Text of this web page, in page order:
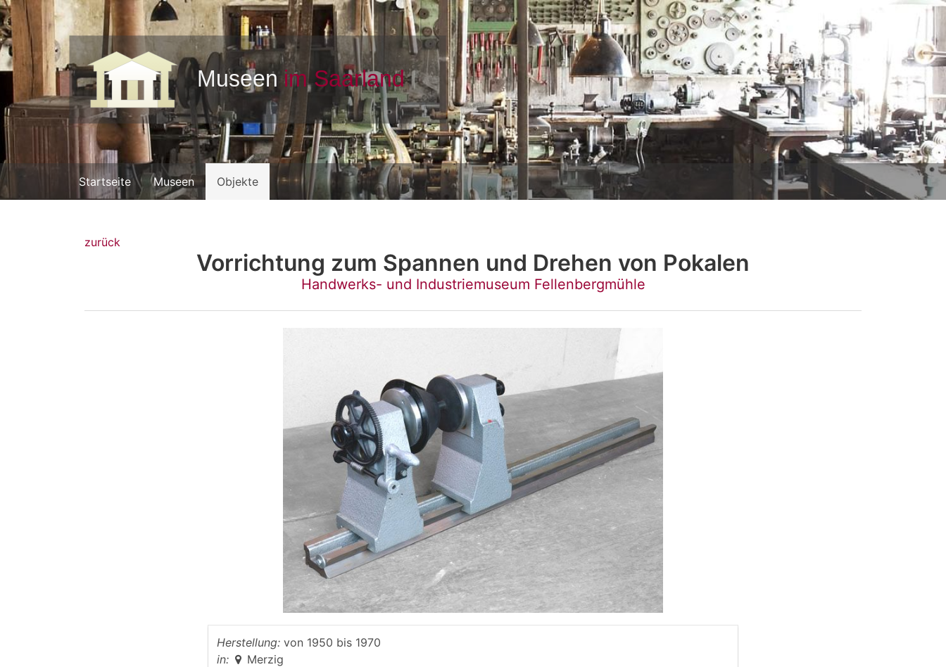
Startseite Museen Objekte
zurück
Vorrichtung zum Spannen und Drehen von Pokalen
Handwerks- und Industriemuseum Fellenbergmühle
Herstellung: von 1950 bis 1970
in:
Merzig